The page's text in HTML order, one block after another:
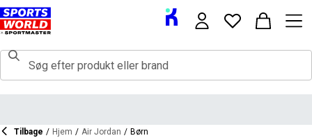
Tilbage / Hjem / Air Jordan / Børn